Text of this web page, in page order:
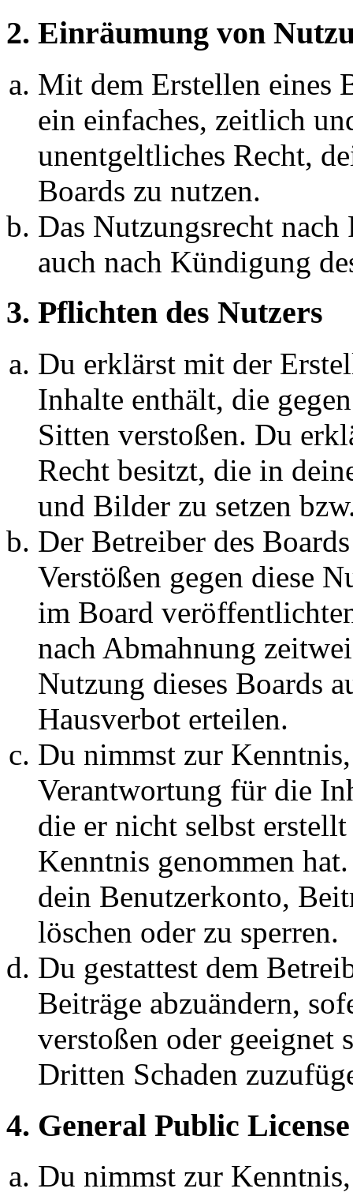
2. Einräumung von
Mit dem Erstellen eines
ein einfaches, zeitlich
unentgeltliches Recht,
Boards zu nutzen.
Das Nutzungsrecht
auch nach Kündigung
3. Pflichten des Nutzers
Du erklärst mit der
Inhalte enthält, die
Sitten verstoßen. Du
Recht besitzt, die in
und Bilder zu setzen
Der Betreiber des
Verstößen gegen diese
im Board
nach Abmahnung
Nutzung dieses Boards
Hausverbot erteilen.
Du nimmst zur
Verantwortung für die
die er nicht selbst
Kenntnis genommen
dein Benutzerkonto,
löschen oder zu sperren.
Du gestattest dem
Beiträge abzuändern,
verstoßen oder geeignet
Dritten Schaden
4. General Public License
Du nimmst zur